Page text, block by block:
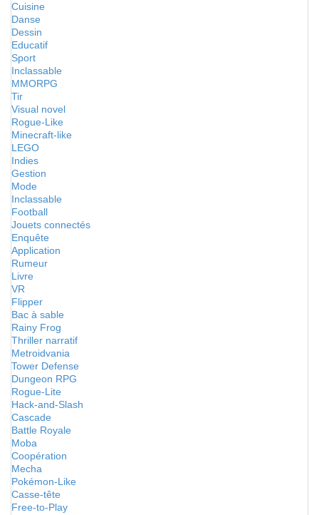
Cuisine
Danse
Dessin
Educatif
Sport
Inclassable
MMORPG
Tir
Visual novel
Rogue-Like
Minecraft-like
LEGO
Indies
Gestion
Mode
Inclassable
Football
Jouets connectés
Enquête
Application
Rumeur
Livre
VR
Flipper
Bac à sable
Rainy Frog
Thriller narratif
Metroidvania
Tower Defense
Dungeon RPG
Rogue-Lite
Hack-and-Slash
Cascade
Battle Royale
Moba
Coopération
Mecha
Pokémon-Like
Casse-tête
Free-to-Play